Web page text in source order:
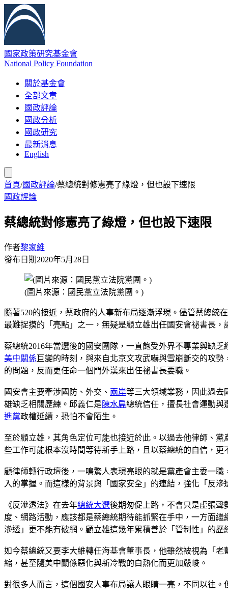
國家政策研究基金會
National Policy Foundation
關於基金會
全部文章
國政評論
國政分析
國政研究
最新消息
English
首頁/國政評論/蔡總統對修憲亮了綠燈，但也設下速限
國政評論
蔡總統對修憲亮了綠燈，但也設下速限
作者黎家維
發布日期2020年5月28日
(圖片來源：國民黨立法院黨團。)
隨著520的接近，蔡政府的人事新布局逐漸浮現。儘管蔡總
最難捉摸的「亮點」之一，無疑是顧立雄出任國安會祕書長
蔡總統2016年當選後的國安團隊，一直飽受外界不專業與缺
美中關係巨變的時刻，與來自北京文攻武嚇與雪崩斷交的攻
的問題，反而更任命一個門外漢來出任祕書長要職。
國安會主要牽涉國防、外交、 兩岸等三大領域業務，因此過去
雄缺乏相關歷練。邱義仁是 陳水扁總統信任，擅長社會運動與
進黨政權延續，恐怕不會陌生。
至於顧立雄，其角色定位可能也接近於此。以過去他律師、
些工作可能根本沒時間等待新手上路，且以蔡總統的自信，
顧律師轉行政壇後，一鳴驚人表現亮眼的就是黨產會主委一職
入的掌握。而這樣的背景與「國家安全」的連結，強化「反
《反滲透法》在去年總統大選後期匆促上路，不會只是虛張聲
度、網路活動，應該都是蔡總統期待能抓緊在手中，一方面
滲透」更不能有破網。顧立雄這幾年累積善於「管制性」的歷
如今蔡總統又要李大維轉任海基會董事長，他雖然被視為「
縮，甚至隨美中關係惡化與新冷戰的白熱化而更加嚴峻。
對很多人而言，這個國安人事布局讓人眼睛一亮，不同以往